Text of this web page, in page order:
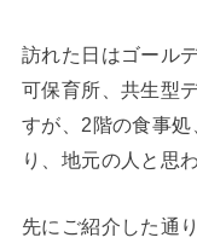
訪れた日はゴール
可保育所、共生型
すが、2階の食事
り、地元の人と思
先にご紹介した通